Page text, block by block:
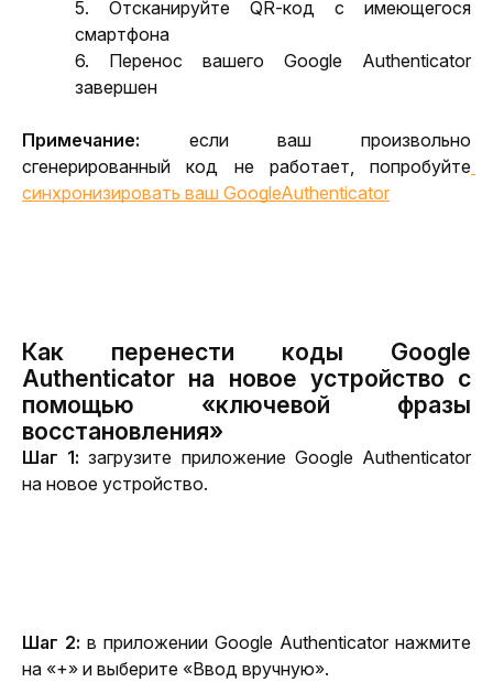
5. Отсканируйте QR-код с имеющегося
смартфона
6. Перенос вашего Google Authenticator
завершен
Примечание: если ваш произвольно
сгенерированный код не работает, попробуйте
синхронизировать ваш GoogleAuthenticator
Как перенести коды Google
Authenticator на новое устройство с
помощью «ключевой фразы
восстановления»
Шаг 1: загрузите приложение Google Authenticator
на новое устройство.
Шаг 2: в приложении Google Authenticator нажмите
на «+» и выберите «Ввод вручную».